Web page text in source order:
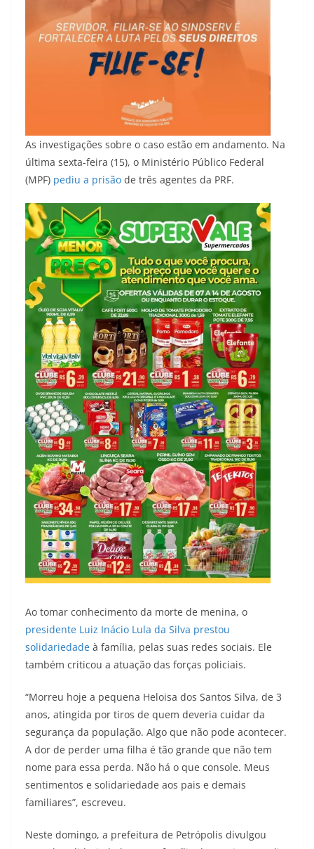
As investigações sobre o caso estão em andamento. Na
última sexta-feira (15), o Ministério Público Federal
(MPF) pediu a prisão de três agentes da PRF.
Ao tomar conhecimento da morte de menina, o
presidente Luiz Inácio Lula da Silva prestou
solidariedade à família, pelas suas redes sociais. Ele
também criticou a atuação das forças policiais.
“Morreu hoje a pequena Heloisa dos Santos Silva, de 3
anos, atingida por tiros de quem deveria cuidar da
segurança da população. Algo que não pode acontecer.
A dor de perder uma filha é tão grande que não tem
nome para essa perda. Não há o que console. Meus
sentimentos e solidariedade aos pais e demais
familiares”, escreveu.
Neste domingo, a prefeitura de Petrópolis divulgou